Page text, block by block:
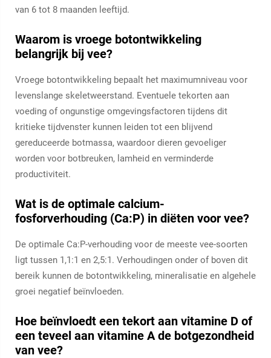
van 6 tot 8 maanden leeftijd.
Waarom is vroege botontwikkeling
belangrijk bij vee?
Vroege botontwikkeling bepaalt het maximumniveau voor
levenslange skeletweerstand. Eventuele tekorten aan
voeding of ongunstige omgevingsfactoren tijdens dit
kritieke tijdvenster kunnen leiden tot een blijvend
gereduceerde botmassa, waardoor dieren gevoeliger
worden voor botbreuken, lamheid en verminderde
productiviteit.
Wat is de optimale calcium-
fosforverhouding (Ca:P) in diëten voor vee?
De optimale Ca:P-verhouding voor de meeste vee-soorten
ligt tussen 1,1:1 en 2,5:1. Verhoudingen onder of boven dit
bereik kunnen de botontwikkeling, mineralisatie en algehele
groei negatief beïnvloeden.
Hoe beïnvloedt een tekort aan vitamine D of
een teveel aan vitamine A de botgezondheid
van vee?